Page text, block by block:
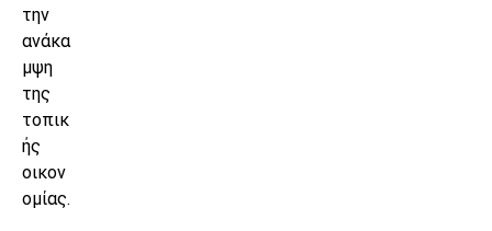
την
ανάκα
μψη
της
τοπικ
ής
οικον
ομίας.